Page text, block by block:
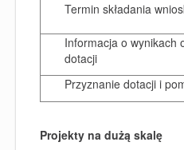
Termin składania
Informacja o wynikach
dotacji
Przyznanie dotacji i
Projekty na dużą skalę